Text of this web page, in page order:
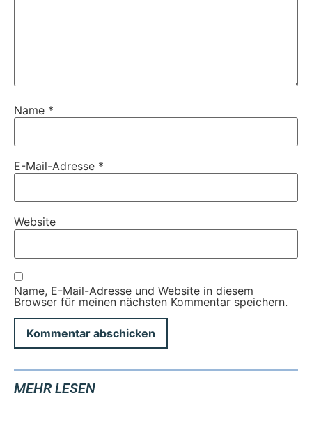
Name *
E-Mail-Adresse *
Website
Name, E-Mail-Adresse und Website in diesem
Browser für meinen nächsten Kommentar speichern.
MEHR LESEN